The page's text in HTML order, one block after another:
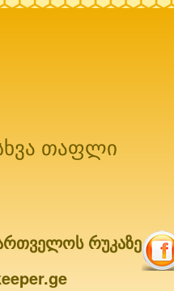
თაფლი
რუკაზე